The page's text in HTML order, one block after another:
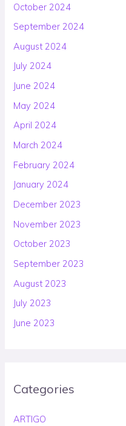
October 2024
September 2024
August 2024
July 2024
June 2024
May 2024
April 2024
March 2024
February 2024
January 2024
December 2023
November 2023
October 2023
September 2023
August 2023
July 2023
June 2023
Categories
ARTIGO